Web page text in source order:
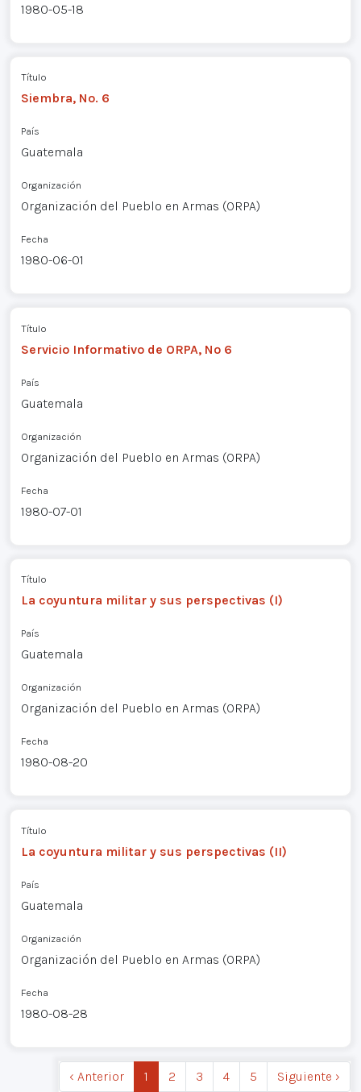
1980-05-18
Título
Siembra, No. 6
País
Guatemala
Organización
Organización del Pueblo en Armas (ORPA)
Fecha
1980-06-01
Título
Servicio Informativo de ORPA, Nº 6
País
Guatemala
Organización
Organización del Pueblo en Armas (ORPA)
Fecha
1980-07-01
Título
La coyuntura militar y sus perspectivas (I)
País
Guatemala
Organización
Organización del Pueblo en Armas (ORPA)
Fecha
1980-08-20
Título
La coyuntura militar y sus perspectivas (II)
País
Guatemala
Organización
Organización del Pueblo en Armas (ORPA)
Fecha
1980-08-28
‹ Anterior 1 2 3 4 5 Siguiente ›